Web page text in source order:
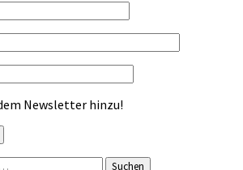
Newsletter hinzu!
Suchen